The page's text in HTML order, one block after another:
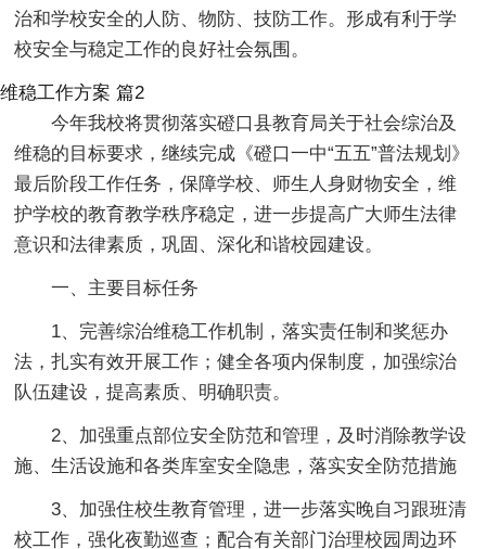
治和学校安全的人防、物防、技防工作。形成有利于学
校安全与稳定工作的良好社会氛围。
维稳工作方案 篇2
今年我校将贯彻落实磴口县教育局关于社会综治及
维稳的目标要求，继续完成《磴口一中“五五”普法规划》
最后阶段工作任务，保障学校、师生人身财物安全，维
护学校的教育教学秩序稳定，进一步提高广大师生法律
意识和法律素质，巩固、深化和谐校园建设。
一、主要目标任务
1、完善综治维稳工作机制，落实责任制和奖惩办
法，扎实有效开展工作；健全各项内保制度，加强综治
队伍建设，提高素质、明确职责。
2、加强重点部位安全防范和管理，及时消除教学设
施、生活设施和各类库室安全隐患，落实安全防范措施
3、加强住校生教育管理，进一步落实晚自习跟班清
校工作，强化夜勤巡查；配合有关部门治理校园周边环